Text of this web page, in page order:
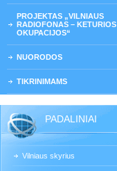
PROJEKTAS „VILNIAUS
RADIOFONAS – KETURIOS
OKUPACIJOS“
NUORODOS
TIKRINIMAMS
PADALINIAI
Vilniaus skyrius